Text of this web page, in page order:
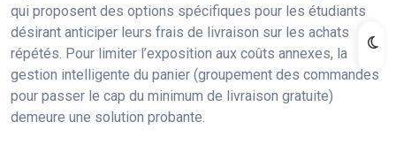
qui proposent des options spécifiques pour les étudiants
désirant anticiper leurs frais de livraison sur les achats
répétés. Pour limiter l’exposition aux coûts annexes, la
gestion intelligente du panier (groupement des commandes
pour passer le cap du minimum de livraison gratuite)
demeure une solution probante.